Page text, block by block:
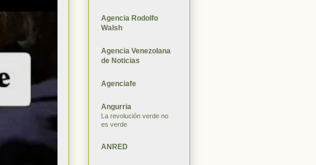
Agencia Rodolfo
Walsh
Agencia Venezolana
de Noticias
Agenciafe
Angurria
La revolución verde no
es verde
ANRED